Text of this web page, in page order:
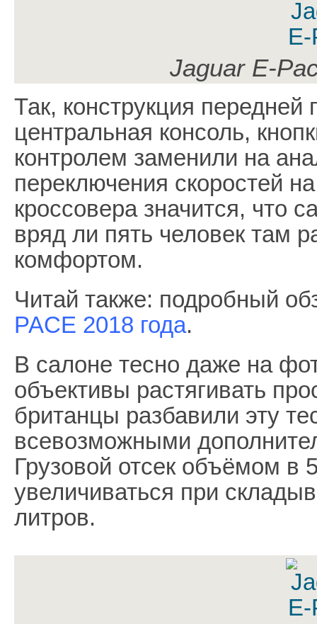
Jaguar E-
Так, конструкция
центральная консоль,
контролем заменили на
переключения скоростей
кроссовера значится, что
вряд ли пять человек там
комфортом.
Читай также: подробный
PACE 2018 года.
В салоне тесно даже на
объективы растягивать
британцы разбавили эту
всевозможными
Грузовой отсек объёмом в
увеличиваться при
литров.